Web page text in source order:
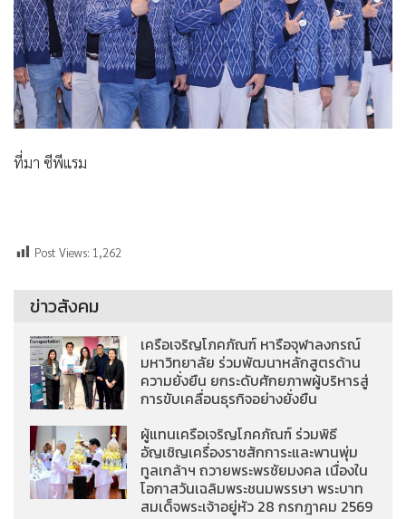
ที่มา ซีพีแรม
Post Views: 1,262
ข่าวสังคม
เครือเจริญโภคภัณฑ์ หารือจุฬาลงกรณ์
มหาวิทยาลัย ร่วมพัฒนาหลักสูตรด้าน
ความยั่งยืน ยกระดับศักยภาพผู้บริหารสู่
การขับเคลื่อนธุรกิจอย่างยั่งยืน
ผู้แทนเครือเจริญโภคภัณฑ์ ร่วมพิธี
อัญเชิญเครื่องราชสักการะและพานพุ่ม
ทูลเกล้าฯ ถวายพระพรชัยมงคล เนื่องใน
โอกาสวันเฉลิมพระชนมพรรษา พระบาท
สมเด็จพระเจ้าอยู่หัว 28 กรกฎาคม 2569